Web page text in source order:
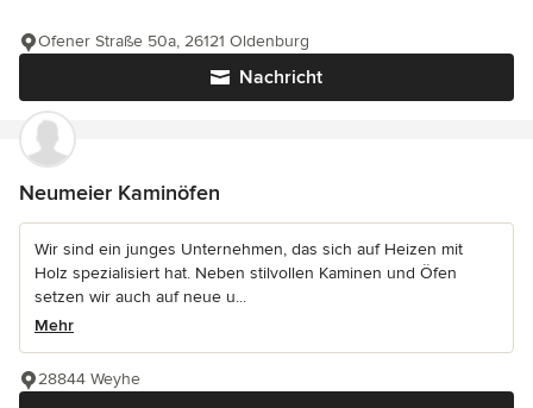
Nachricht
Ofener Straße 50a, 26121 Oldenburg
Neumeier Kaminöfen
Wir sind ein junges Unternehmen, das sich auf Heizen mit
Holz spezialisiert hat. Neben stilvollen Kaminen und Öfen
setzen wir auch auf neue u...
Mehr
28844 Weyhe